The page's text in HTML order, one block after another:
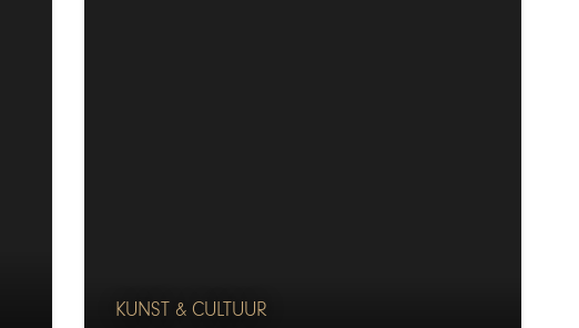
KUNST & CULTUUR